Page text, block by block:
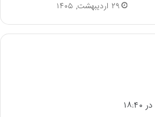
۲۹ اردیبهشت, ۱۴۰۵